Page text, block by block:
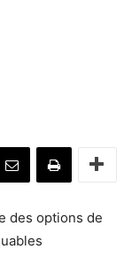
des options de